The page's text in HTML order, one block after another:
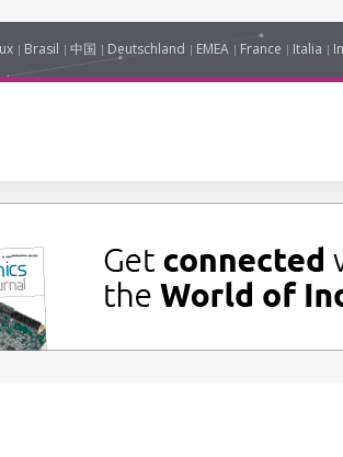
Brasil 中国 Deutschland EMEA France Italia